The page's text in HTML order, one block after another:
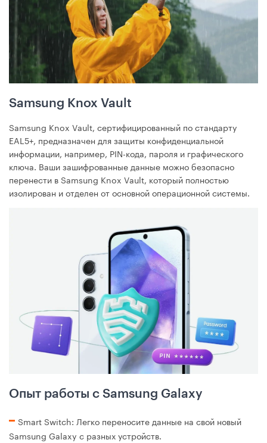
Samsung Knox Vault
Samsung Knox Vault, сертифицированный по стандарту
EAL5+, предназначен для защиты конфиденциальной
информации, например, PIN-кода, пароля и графического
ключа. Ваши зашифрованные данные можно безопасно
перенести в Samsung Knox Vault, который полностью
изолирован и отделен от основной операционной системы.
Опыт работы с Samsung Galaxy
Smart Switch: Легко переносите данные на свой новый
Samsung Galaxy с разных устройств.